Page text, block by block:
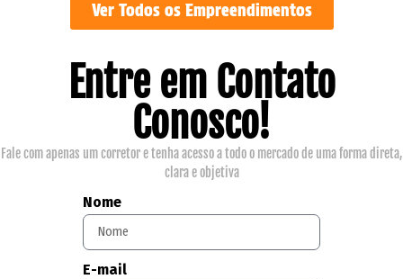
Ver Todos os Empreendimentos
Entre em Contato
Conosco!
Fale com apenas um corretor e tenha acesso a todo o mercado de uma forma direta,
clara e objetiva
Nome
E-mail